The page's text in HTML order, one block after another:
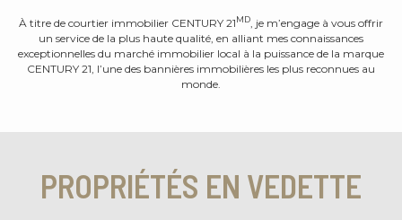
À titre de courtier immobilier CENTURY 21MD
, je m’engage à vous offrir
un service de la plus haute qualité, en alliant mes connaissances
exceptionnelles du marché immobilier local à la puissance de la marque
CENTURY 21, l’une des bannières immobilières les plus reconnues au
monde.
PROPRIÉTÉS EN VEDETTE